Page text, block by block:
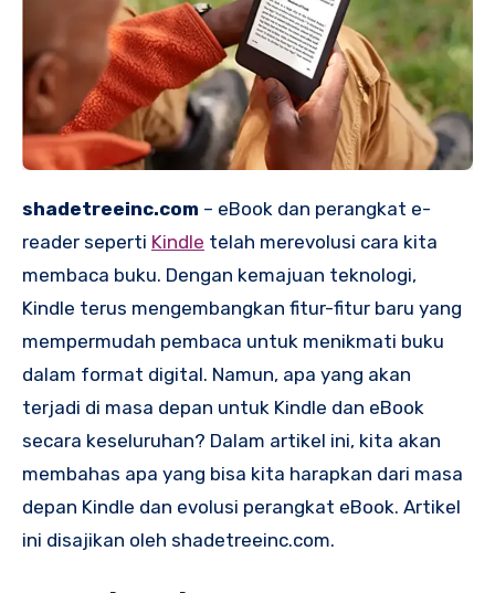
shadetreeinc.com – eBook dan perangkat e-
reader seperti Kindle telah merevolusi cara kita
membaca buku. Dengan kemajuan teknologi,
Kindle terus mengembangkan fitur-fitur baru yang
mempermudah pembaca untuk menikmati buku
dalam format digital. Namun, apa yang akan
terjadi di masa depan untuk Kindle dan eBook
secara keseluruhan? Dalam artikel ini, kita akan
membahas apa yang bisa kita harapkan dari masa
depan Kindle dan evolusi perangkat eBook. Artikel
ini disajikan oleh shadetreeinc.com.